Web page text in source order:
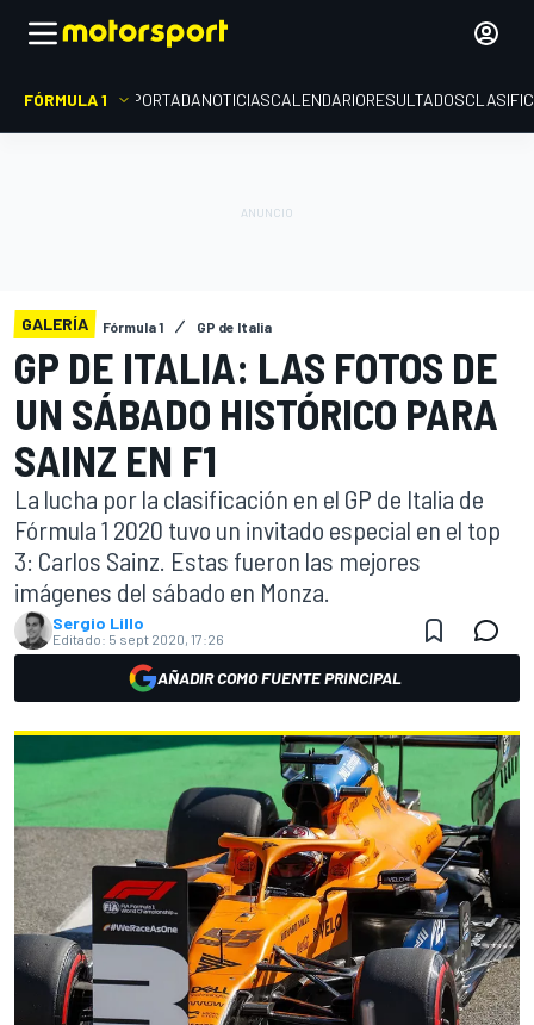
FÓRMULA 1 PORTADANOTICIASCALENDARIORESULTADOS
GALERÍA Fórmula 1 GP de Italia
GP DE ITALIA: LAS FOTOS DE
UN SÁBADO HISTÓRICO PARA
SAINZ EN F1
La lucha por la clasificación en el GP de Italia de
Fórmula 1 2020 tuvo un invitado especial en el top
3: Carlos Sainz. Estas fueron las mejores
imágenes del sábado en Monza.
Sergio Lillo
Editado: 5 sept 2020, 17:26
AÑADIR COMO FUENTE PRINCIPAL